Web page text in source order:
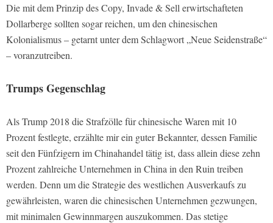
Die mit dem Prinzip des Copy, Invade & Sell erwirtschafteten
Dollarberge sollten sogar reichen, um den chinesischen
Kolonialismus – getarnt unter dem Schlagwort „Neue Seidenstraße“
– voranzutreiben.
Trumps Gegenschlag
Als Trump 2018 die Strafzölle für chinesische Waren mit 10
Prozent festlegte, erzählte mir ein guter Bekannter, dessen Familie
seit den Fünfzigern im Chinahandel tätig ist, dass allein diese zehn
Prozent zahlreiche Unternehmen in China in den Ruin treiben
werden. Denn um die Strategie des westlichen Ausverkaufs zu
gewährleisten, waren die chinesischen Unternehmen gezwungen,
mit minimalen Gewinnmargen auszukommen. Das stetige